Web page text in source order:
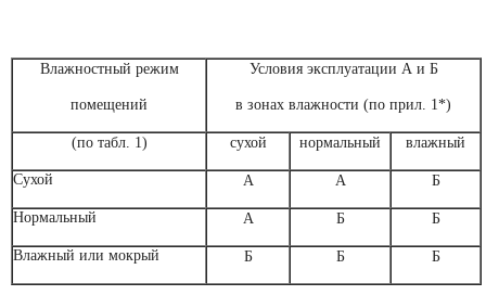
Влажностный режим
помещений
Условия эксплуатации А и Б
в зонах влажности (по прил. 1*)
(по табл. 1) сухой нормальный влажный
Сухой А А Б
Нормальный А Б Б
Влажный или мокрый Б Б Б